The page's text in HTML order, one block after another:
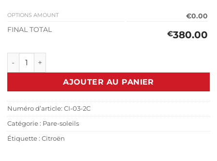
OPTIONS AMOUNT
€0.00
FINAL TOTAL
€380.00
quantité de Pare-soleil Citroën Jumper C25 (1981-1993)
AJOUTER AU PANIER
Numéro d’article: CI-03-2C
Catégorie : Pare-soleils
Étiquette : Citroën